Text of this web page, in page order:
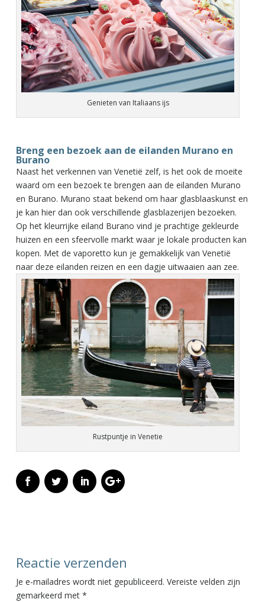
Genieten van Italiaans ijs
Breng een bezoek aan de eilanden Murano en
Burano
Naast het verkennen van Venetië zelf, is het ook de moeite
waard om een bezoek te brengen aan de eilanden Murano
en Burano. Murano staat bekend om haar glasblaaskunst en
je kan hier dan ook verschillende glasblazerijen bezoeken.
Op het kleurrijke eiland Burano vind je prachtige gekleurde
huizen en een sfeervolle markt waar je lokale producten kan
kopen. Met de vaporetto kun je gemakkelijk van Venetië
naar deze eilanden reizen en een dagje uitwaaien aan zee.
Rustpuntje in Venetie
Reactie verzenden
Je e-mailadres wordt niet gepubliceerd. Vereiste velden zijn
gemarkeerd met *